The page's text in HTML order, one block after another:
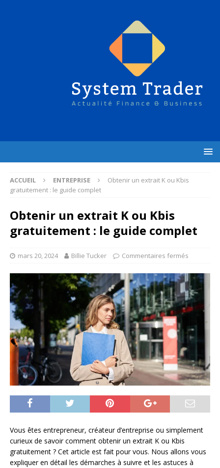
ACCUEIL ENTREPRISE
Obtenir un extrait K ou Kbis
gratuitement : le guide complet
Obtenir un extrait K ou Kbis
gratuitement : le guide complet
mars 20, 2024 Billie Tucker Commentaires fermés
Vous êtes entrepreneur, créateur d’entreprise ou simplement
curieux de savoir comment obtenir un extrait K ou Kbis
gratuitement ? Cet article est fait pour vous. Nous allons vous
expliquer en détail les démarches à suivre et les astuces à